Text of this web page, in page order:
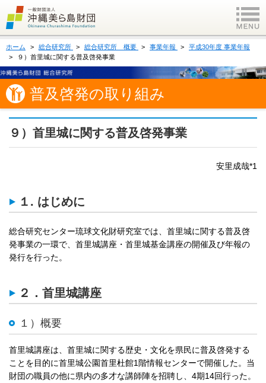
ホーム 総合研究所 総合研究所 概要 事業年報
平成30年度 事業年報
９）首里城に関する普及啓発事業
普及啓発の取り組み
９）首里城に関する普及啓発事業
安里成哉*1
１. はじめに
総合研究センター琉球文化財研究室では、首里城に関する普及啓
発事業の一環で、首里城講座・首里城基金講座の開催及び年報の
発行を行った。
２．首里城講座
１）概要
首里城講座は、首里城に関する歴史・文化を県民に普及啓発する
ことを目的に首里城公園首里杜館1階情報センターで開催した。当
財団の職員の他に県内の多才な講師陣を招聘し、4期14回行った。